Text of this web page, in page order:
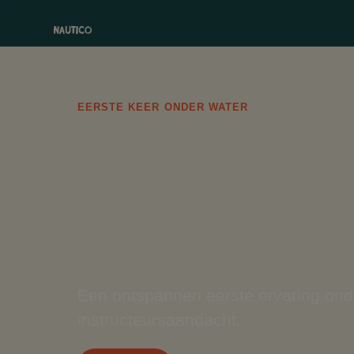
EERSTE KEER ONDER WATER